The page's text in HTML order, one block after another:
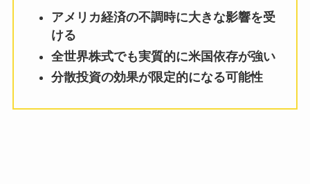
アメリカ経済の不調時に大きな影響を受
ける
全世界株式でも実質的に米国依存が強い
分散投資の効果が限定的になる可能性